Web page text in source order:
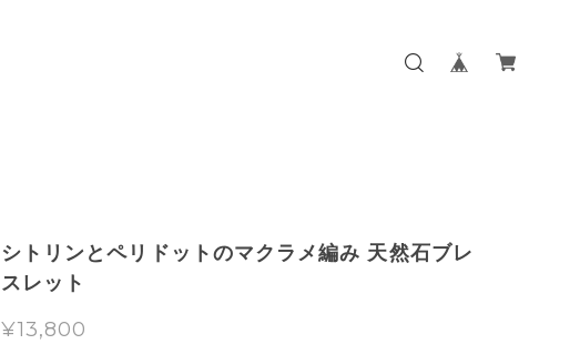
シトリンとペリドットのマクラメ編み 天然石ブレ
スレット
¥13,800